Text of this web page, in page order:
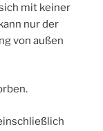
mit keiner
nur der
von außen